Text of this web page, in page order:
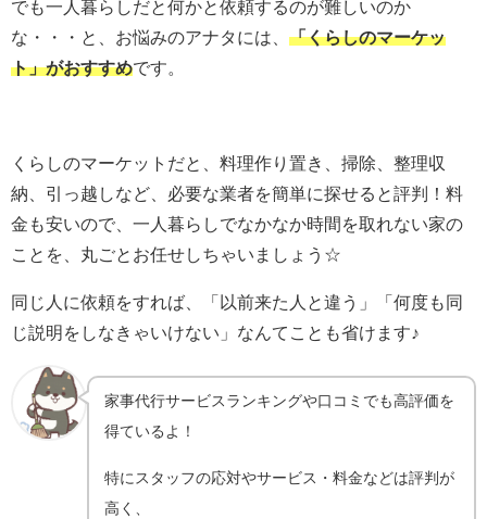
でも一人暮らしだと何かと依頼するのが難しいのか
な・・・と、お悩みのアナタには、 「くらしのマーケッ
ト」がおすすめです。
くらしのマーケット だと、料理作り置き、掃除、整理収
納、引っ越しなど、必要な業者を簡単に探せると評判！料
金も安いので、一人暮らしでなかなか時間を取れない家の
ことを、丸ごとお任せしちゃいましょう☆
同じ人に依頼をすれば、「以前来た人と違う」「何度も同
じ説明をしなきゃいけない」なんてことも省けます♪
家事代行サービスランキングや口コミでも高評価を
得ているよ！
特にスタッフの応対やサービス・料金などは評判が
高く、